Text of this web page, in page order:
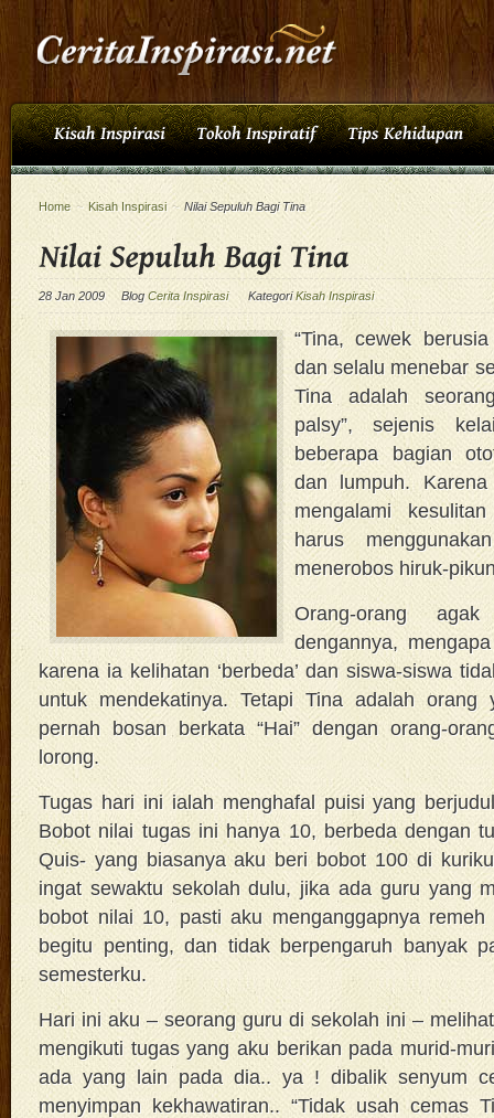
Home ~ Kisah Inspirasi ~ Nilai Sepuluh Bagi Tina
28 Jan 2009 BlogCerita Inspirasi KategoriKisah Inspirasi
“Tina, cewek
dan selalu menebar
Tina adalah
palsy”, sejenis
beberapa bagian
dan lumpuh.
mengalami
harus
menerobos hiruk-
Orang-orang
dengannya,
karena ia kelihatan ‘berbeda’ dan siswa-siswa
untuk mendekatinya. Tetapi Tina adalah
pernah bosan berkata “Hai” dengan orang-
lorong.
Tugas hari ini ialah menghafal puisi yang
Bobot nilai tugas ini hanya 10, berbeda dengan
Quis- yang biasanya aku beri bobot 100 di
ingat sewaktu sekolah dulu, jika ada guru yang
bobot nilai 10, pasti aku menganggapnya
begitu penting, dan tidak berpengaruh banyak
semesterku.
Hari ini aku – seorang guru di sekolah ini –
mengikuti tugas yang aku berikan pada murid-
ada yang lain pada dia.. ya ! dibalik senyum
menyimpan kekhawatiran.. “Tidak usah cemas